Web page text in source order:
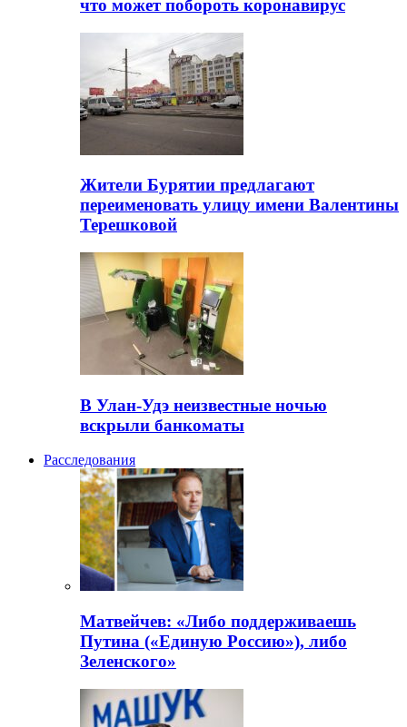
что может побороть коронавирус
Жители Бурятии предлагают
переименовать улицу имени Валентины
Терешковой
В Улан-Удэ неизвестные ночью
вскрыли банкоматы
Расследования
Матвейчев: «Либо поддерживаешь
Путина («Единую Россию»), либо
Зеленского»